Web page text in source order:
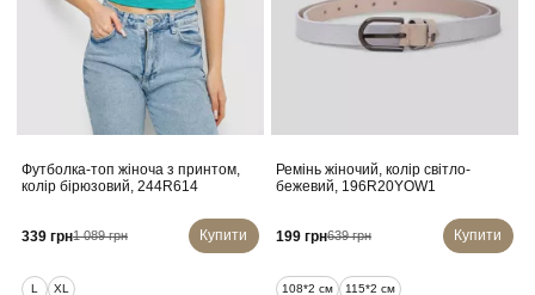
Футболка-топ жіноча з принтом,
колір бірюзовий, 244R614
339 грн1 089 грн Купити
L XL
Ремінь жіночий, колір світло-
бежевий, 196R20YOW1
199 грн639 грн Купити
108*2 см 115*2 см